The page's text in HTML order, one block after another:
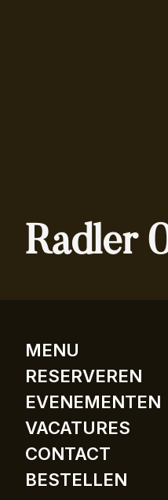
Radler
MENU
RESERVEREN
EVENEMENTEN
VACATURES
CONTACT
BESTELLEN